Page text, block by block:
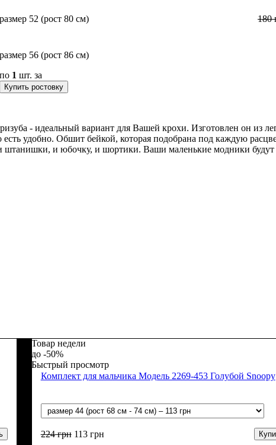
размер 52 (рост 80 см) 180
размер 56 (рост 86 см)
по 1 шт. за
Купить ростовку
- идеальный вариант для Вашей крохи. Изготовлен он из
удобно. Обшит бейкой, которая подобрана под каждую
штанишки, и юбочку, и шортики. Ваши маленькие модники
Товар недели
-50%
Быстрый просмотр
Комплект для мальчика Модель 2269-453 Голубой Snoopy
224грн 113грн